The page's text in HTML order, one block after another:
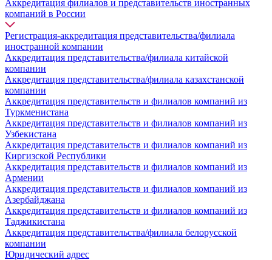
Аккредитация филиалов и представительств иностранных
компаний в России
Регистрация-аккредитация представительства/филиала
иностранной компании
Аккредитация представительства/филиала китайской
компании
Аккредитация представительства/филиала казахстанской
компании
Аккредитация представительств и филиалов компаний из
Туркменистана
Аккредитация представительств и филиалов компаний из
Узбекистана
Аккредитация представительств и филиалов компаний из
Киргизской Республики
Аккредитация представительств и филиалов компаний из
Армении
Аккредитация представительств и филиалов компаний из
Азербайджана
Аккредитация представительств и филиалов компаний из
Таджикистана
Аккредитация представительства/филиала белорусской
компании
Юридический адрес